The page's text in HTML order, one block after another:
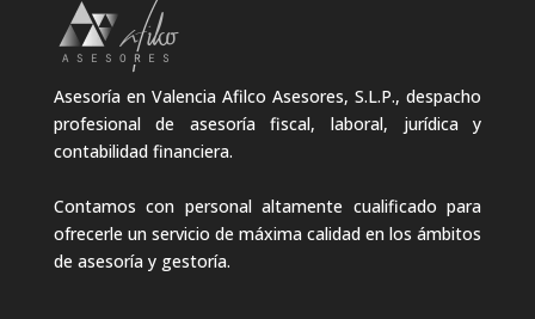
Asesoría en Valencia Afilco Asesores, S.L.P., despacho
profesional de asesoría fiscal, laboral, jurídica y
contabilidad financiera.
Contamos con personal altamente cualificado para
ofrecerle un servicio de máxima calidad en los ámbitos
de asesoría y gestoría.